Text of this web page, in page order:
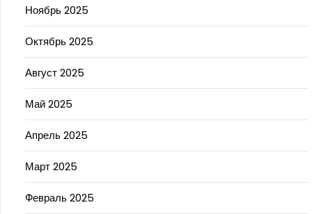
Ноябрь 2025
Октябрь 2025
Август 2025
Май 2025
Апрель 2025
Март 2025
Февраль 2025